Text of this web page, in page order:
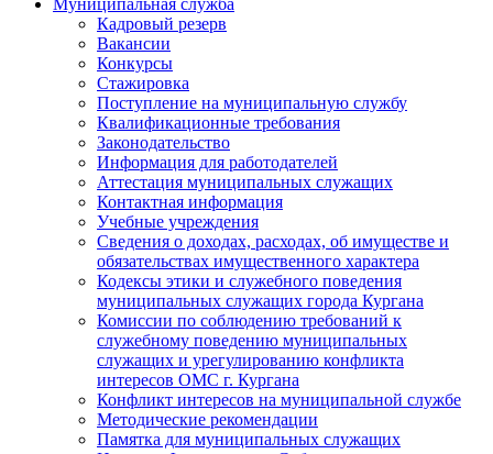
Муниципальная служба
Кадровый резерв
Вакансии
Конкурсы
Стажировка
Поступление на муниципальную службу
Квалификационные требования
Законодательство
Информация для работодателей
Аттестация муниципальных служащих
Контактная информация
Учебные учреждения
Сведения о доходах, расходах, об имуществе и
обязательствах имущественного характера
Кодексы этики и служебного поведения
муниципальных служащих города Кургана
Комиссии по соблюдению требований к
служебному поведению муниципальных
служащих и урегулированию конфликта
интересов ОМС г. Кургана
Конфликт интересов на муниципальной службе
Методические рекомендации
Памятка для муниципальных служащих